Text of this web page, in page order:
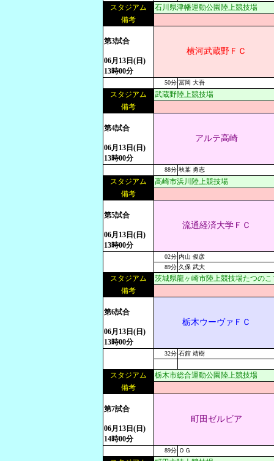
スタジアム
石川県津幡運動公園陸上競技場
備考
第3試合
06月13日(日)
13時00分
横河武蔵野ＦＣ
50分 冨岡 大吾
スタジアム
武蔵野陸上競技場
備考
第4試合
06月13日(日)
13時00分
アルテ高崎
88分 秋葉 勇志
スタジアム
高崎市浜川陸上競技場
備考
第5試合
06月13日(日)
13時00分
流通経済大学ＦＣ
02分 内山 俊彦
89分 久保 武大
スタジアム
茨城県龍ヶ崎市陸上競技場たつのこ
備考
第6試合
06月13日(日)
13時00分
栃木ウーヴァＦＣ
32分 石舘 靖樹
スタジアム
栃木市総合運動公園陸上競技場
備考
第7試合
06月13日(日)
14時00分
町田ゼルビア
89分 ＯＧ